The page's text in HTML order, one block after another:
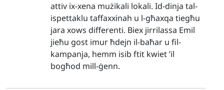
attiv ix-xena mużikali lokali. Id-dinja tal-
ispettaklu taffaxxinah u l-għaxqa tiegħu
jara xows differenti. Biex jirrilassa Emil
jieħu gost imur ħdejn il-baħar u fil-
kampanja, hemm isib ftit kwiet ’il
bogħod mill-ġenn.